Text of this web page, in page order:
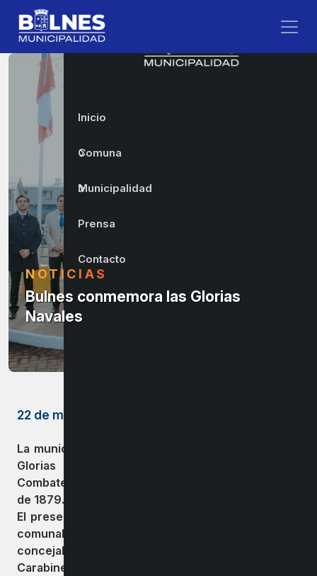
NOTICIAS
Bulnes conmemora las Glorias
Navales
22 de mayo de 2023
La municipalidad de Bulnes, rindió homenaje a las
Glorias Navales, fecha que conmemora el
Combate Naval de Iquique, ocurrido el 21 de mayo
de 1879.
El presente acto lo encabezó la primera autoridad
comunal, Guillermo Yeber Rodríguez , junto con
concejales, representantes de la Armada de Chile,
Carabineros y Gendarmería, además de alumnos y
Inicio
Comuna
Municipalidad
Prensa
Contacto